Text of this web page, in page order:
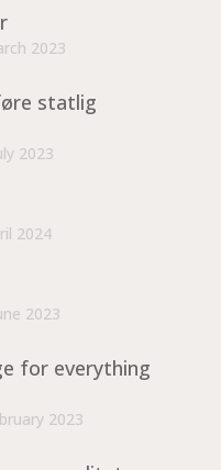
2023
statlig
2023
2024
2023
for everything
2023